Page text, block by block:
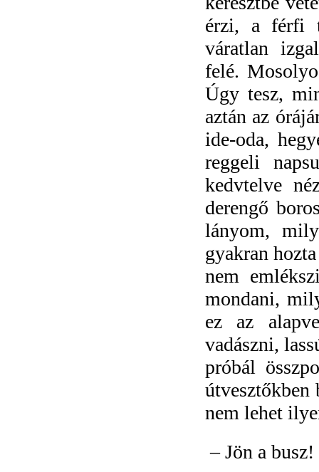
érzi, a férfi
váratlan
felé.
Úgy tesz,
aztán az
ide-oda,
reggeli
kedvtelve
derengő
lányom,
gyakran
nem
mondani,
ez az
vadászni,
próbál
útvesztőkben
nem lehet
– Jön a